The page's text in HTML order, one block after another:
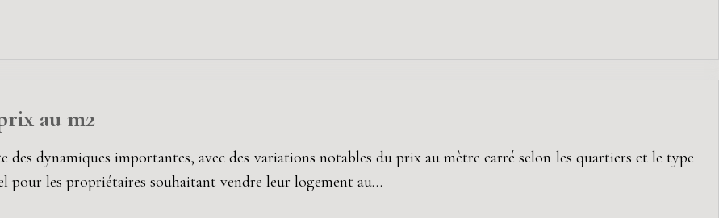
au m2
des dynamiques importantes, avec des variations notables du prix au mètre carré selon les quartiers et le type
pour les propriétaires souhaitant vendre leur logement au…